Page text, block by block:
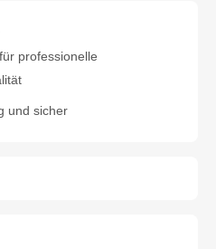
professionelle
und sicher